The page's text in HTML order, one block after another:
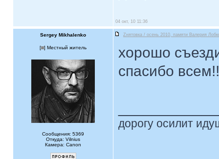
04 окт, 10 11:36
Sergey Mikhalenko Zнятовка / осень 2010, памяти Валерия
[ ] Местный житель
Сообщения: 5369
Откуда: Vilnius
Камера: Canon
хорошо
спасибо
дорогу осилит